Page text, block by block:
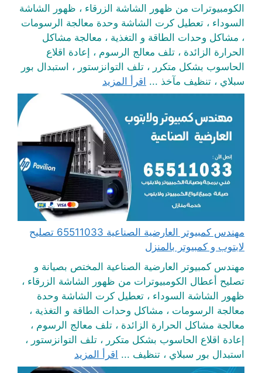
الكومبيوترات من ظهور الشاشة الزرقاء ، ظهور الشاشة
السوداء ، تعطيل كرت الشاشة وحدة معالجة الرسومات
، مشاكل وحدات الطاقة و التغذية ، معالجة مشاكل
الحرارة الزائدة ، تلف معالج الرسوم ، إعادة اقلاع
الحاسوب بشكل متكرر ، تلف التوانزستور ، استبدال بور
سبلاي ، تنظيف مآخذ ... اقرأ المزيد
مهندس كمبيوتر العارضية الصناعية 65511033 تصليح
لابتوب و كمبيوتر بالمنزل
مهندس كمبيوتر العارضية الصناعية المختص بصيانة و
تصليح أعطال الكومبيوترات من ظهور الشاشة الزرقاء ،
ظهور الشاشة السوداء ، تعطيل كرت الشاشة وحدة
معالجة الرسومات ، مشاكل وحدات الطاقة و التغذية ،
معالجة مشاكل الحرارة الزائدة ، تلف معالج الرسوم ،
إعادة اقلاع الحاسوب بشكل متكرر ، تلف التوانزستور ،
استبدال بور سبلاي ، تنظيف ... اقرأ المزيد